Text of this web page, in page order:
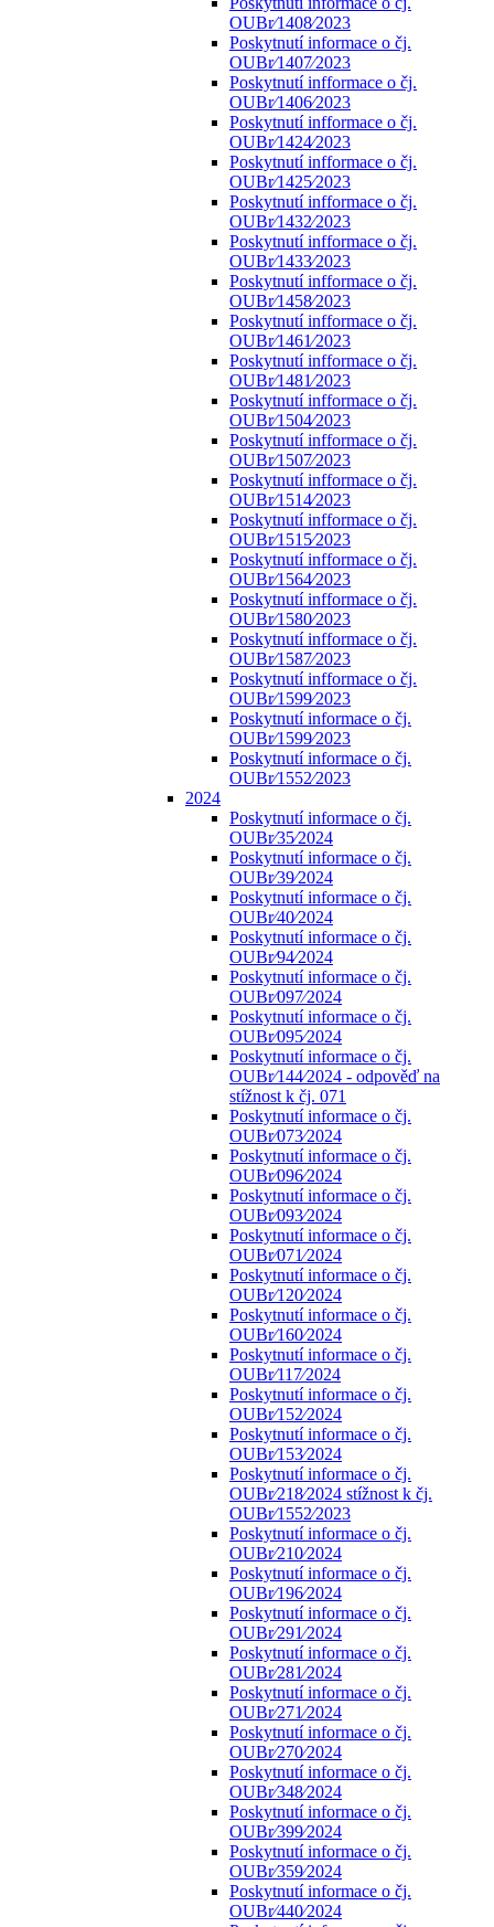
OUBr⁄1408⁄2023
Poskytnutí informace o čj.
OUBr⁄1407⁄2023
Poskytnutí infformace o čj.
OUBr⁄1406⁄2023
Poskytnutí infformace o čj.
OUBr⁄1424⁄2023
Poskytnutí infformace o čj.
OUBr⁄1425⁄2023
Poskytnutí infformace o čj.
OUBr⁄1432⁄2023
Poskytnutí infformace o čj.
OUBr⁄1433⁄2023
Poskytnutí infformace o čj.
OUBr⁄1458⁄2023
Poskytnutí infformace o čj.
OUBr⁄1461⁄2023
Poskytnutí infformace o čj.
OUBr⁄1481⁄2023
Poskytnutí infformace o čj.
OUBr⁄1504⁄2023
Poskytnutí infformace o čj.
OUBr⁄1507⁄2023
Poskytnutí infformace o čj.
OUBr⁄1514⁄2023
Poskytnutí infformace o čj.
OUBr⁄1515⁄2023
Poskytnutí infformace o čj.
OUBr⁄1564⁄2023
Poskytnutí infformace o čj.
OUBr⁄1580⁄2023
Poskytnutí infformace o čj.
OUBr⁄1587⁄2023
Poskytnutí infformace o čj.
OUBr⁄1599⁄2023
Poskytnutí informace o čj.
OUBr⁄1599⁄2023
Poskytnutí informace o čj.
OUBr⁄1552⁄2023
2024
Poskytnutí informace o čj.
OUBr⁄35⁄2024
Poskytnutí informace o čj.
OUBr⁄39⁄2024
Poskytnutí informace o čj.
OUBr⁄40⁄2024
Poskytnutí informace o čj.
OUBr⁄94⁄2024
Poskytnutí informace o čj.
OUBr⁄097⁄2024
Poskytnutí informace o čj.
OUBr⁄095⁄2024
Poskytnutí informace o čj.
OUBr⁄144⁄2024 - odpověď na
stížnost k čj. 071
Poskytnutí informace o čj.
OUBr⁄073⁄2024
Poskytnutí informace o čj.
OUBr⁄096⁄2024
Poskytnutí informace o čj.
OUBr⁄093⁄2024
Poskytnutí informace o čj.
OUBr⁄071⁄2024
Poskytnutí informace o čj.
OUBr⁄120⁄2024
Poskytnutí informace o čj.
OUBr⁄160⁄2024
Poskytnutí informace o čj.
OUBr⁄117⁄2024
Poskytnutí informace o čj.
OUBr⁄152⁄2024
Poskytnutí informace o čj.
OUBr⁄153⁄2024
Poskytnutí informace o čj.
OUBr⁄218⁄2024 stížnost k čj.
OUBr⁄1552⁄2023
Poskytnutí informace o čj.
OUBr⁄210⁄2024
Poskytnutí informace o čj.
OUBr⁄196⁄2024
Poskytnutí informace o čj.
OUBr⁄291⁄2024
Poskytnutí informace o čj.
OUBr⁄281⁄2024
Poskytnutí informace o čj.
OUBr⁄271⁄2024
Poskytnutí informace o čj.
OUBr⁄270⁄2024
Poskytnutí informace o čj.
OUBr⁄348⁄2024
Poskytnutí informace o čj.
OUBr⁄399⁄2024
Poskytnutí informace o čj.
OUBr⁄359⁄2024
Poskytnutí informace o čj.
OUBr⁄440⁄2024